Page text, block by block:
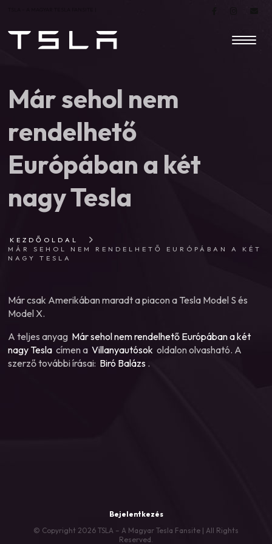
Már sehol nem
rendelhető
Európában a két
nagy Tesla
KEZDŐOLDAL
MÁR SEHOL NEM RENDELHETŐ EURÓPÁBAN A KÉT
NAGY TESLA
Már csak Amerikában maradt a piacon a Tesla Model S és
Model X.
A teljes anyag Már sehol nem rendelhető Európában a két
nagy Tesla címen a Villanyautósok oldalon olvasható. A
szerző további írásai: Biró Balázs .
Bejelentkezés
© Copyright 2026 TSLA – A Magyar Tesla Fansite | All Rights
Reserved.